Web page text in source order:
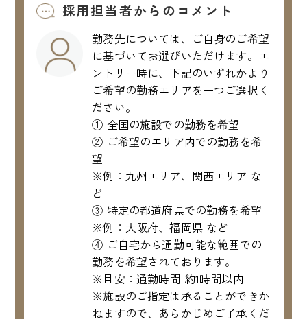
採用担当者からのコメント
勤務先については、ご自身のご希望
に基づいてお選びいただけます。エ
ントリー時に、下記のいずれかより
ご希望の勤務エリアを一つご選択く
ださい。
① 全国の施設での勤務を希望
② ご希望のエリア内での勤務を希
望
※例：九州エリア、関西エリア な
ど
③ 特定の都道府県での勤務を希望
※例：大阪府、福岡県 など
④ ご自宅から通勤可能な範囲での
勤務を希望されております。
※目安：通勤時間 約1時間以内
※施設のご指定は承ることができか
ねますので、あらかじめご了承くだ